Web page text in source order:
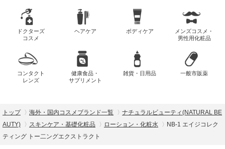
ドクターズ
コスメ
ヘアケア ボディケア
メンズコスメ・
男性用化粧品
コンタクト
レンズ
健康食品・
サプリメント
雑貨・日用品 一般市販薬
トップ 海外・国内コスメブランド一覧
ナチュラルビューティ(NATURAL BE
AUTY)
スキンケア・基礎化粧品 ローション・化粧水
NB-1 エイジコレク
ティング トー二ングエクストラクト